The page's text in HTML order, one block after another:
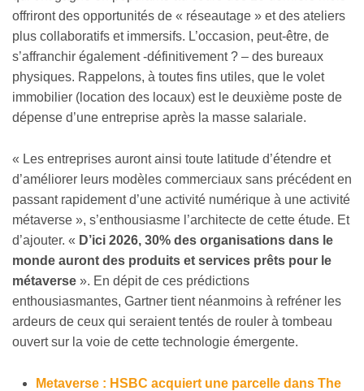
offriront des opportunités de « réseautage » et des ateliers
plus collaboratifs et immersifs. L’occasion, peut-être, de
s’affranchir également -définitivement ? – des bureaux
physiques. Rappelons, à toutes fins utiles, que le volet
immobilier (location des locaux) est le deuxième poste de
dépense d’une entreprise après la masse salariale.
« Les entreprises auront ainsi toute latitude d’étendre et
d’améliorer leurs modèles commerciaux sans précédent en
passant rapidement d’une activité numérique à une activité
métaverse », s’enthousiasme l’architecte de cette étude. Et
d’ajouter. « D’ici 2026, 30% des organisations dans le
monde auront des produits et services prêts pour le
métaverse ». En dépit de ces prédictions
enthousiasmantes, Gartner tient néanmoins à refréner les
ardeurs de ceux qui seraient tentés de rouler à tombeau
ouvert sur la voie de cette technologie émergente.
Metaverse : HSBC acquiert une parcelle dans The